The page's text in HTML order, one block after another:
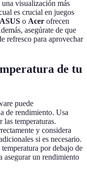
visualización más
es crucial en juegos
ASUS o Acer ofrecen
asegúrate de que
refresco para aprovechar
de tu
puede
de rendimiento. Usa
las temperaturas.
y considera
si es necesario.
por debajo de
asegurar un rendimiento